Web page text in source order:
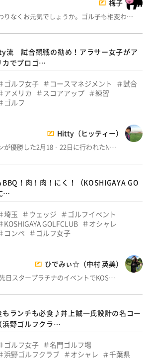
梅子
りなくお元気でしょうか。ゴル子も相変わ…
流 試合観戦の勧め！アラサー女子がア
カでプロゴ…
ゴルフ女子 コースマネジメント
試合
アメリカ
スコアアップ
練習
ゴルフ
Hitty（ヒッティー）
が優勝した2月18‐22日に行われたN…
BBQ！肉！肉！にく！（KOSHIGAYA GO
埼玉 ウェッジ
ゴルフイベント
KOSHIGAYA GOLFCLUB
オシャレ
コンペ
ゴルフ女子
ひでみぃ☆（中村 英美）
スタープラチナのイベントでKOS…
もランチも必食♪井上誠一氏設計の名コー
浜野ゴルフクラ…
ゴルフ女子
名門ゴルフ場
浜野ゴルフクラブ
オシャレ
千葉県